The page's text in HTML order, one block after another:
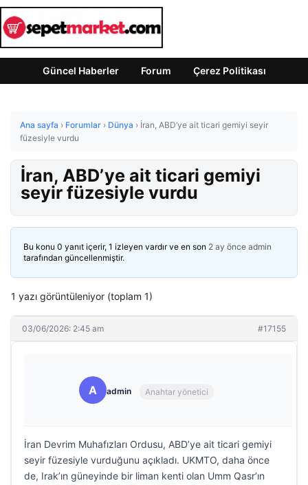
Güncel Haberler Forum Çerez Politikası
Ana sayfa › Forumlar › Dünya › İran, ABD’ye ait ticari gemiyi seyir
füzesiyle vurdu
İran, ABD’ye ait ticari gemiyi
seyir füzesiyle vurdu
Bu konu 0 yanıt içerir, 1 izleyen vardır ve en son 2 ay önce admin
tarafından güncellenmiştir.
1 yazı görüntüleniyor (toplam 1)
03/06/2026: 2:45 am #17155
A admin Anahtar yönetici
İran Devrim Muhafızları Ordusu, ABD’ye ait ticari gemiyi
seyir füzesiyle vurduğunu açıkladı. UKMTO, daha önce
de, Irak’ın güneyinde bir liman kenti olan Umm Qasr’ın